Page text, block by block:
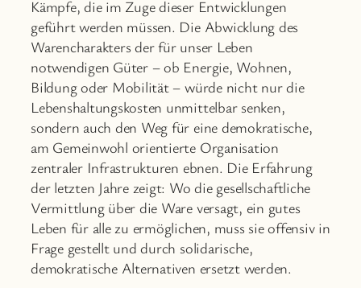
Kämpfe, die im Zuge dieser Entwicklungen
geführt werden müssen. Die Abwicklung des
Warencharakters der für unser Leben
notwendigen Güter – ob Energie, Wohnen,
Bildung oder Mobilität – würde nicht nur die
Lebenshaltungskosten unmittelbar senken,
sondern auch den Weg für eine demokratische,
am Gemeinwohl orientierte Organisation
zentraler Infrastrukturen ebnen. Die Erfahrung
der letzten Jahre zeigt: Wo die gesellschaftliche
Vermittlung über die Ware versagt, ein gutes
Leben für alle zu ermöglichen, muss sie offensiv in
Frage gestellt und durch solidarische,
demokratische Alternativen ersetzt werden.